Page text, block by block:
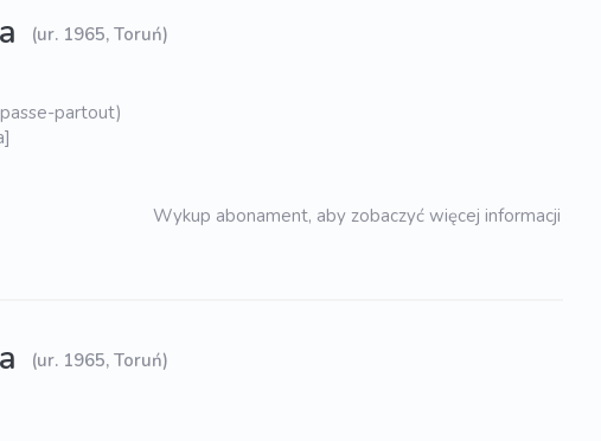
(ur. 1965, Toruń)
partout)
Wykup abonament, aby zobaczyć więcej informacji
(ur. 1965, Toruń)